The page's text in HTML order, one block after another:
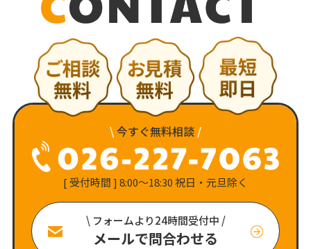
\今すぐ無料相談 /
[ 受付時間 ] 8:00〜18:30 祝日・元旦除く
\ フォームより24時間受付中 /
メールで問合わせる